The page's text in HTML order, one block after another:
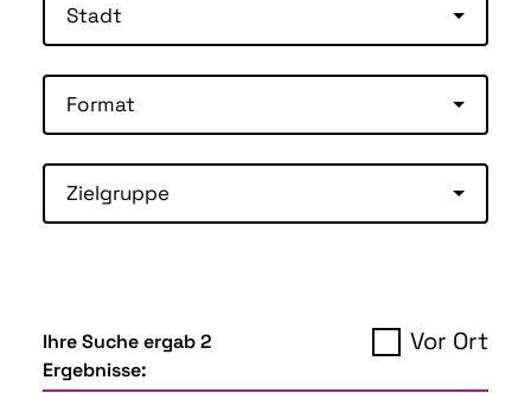
Stadt
Format
Zielgruppe
Ihre Suche ergab 2
Ergebnisse:
Vor Ort